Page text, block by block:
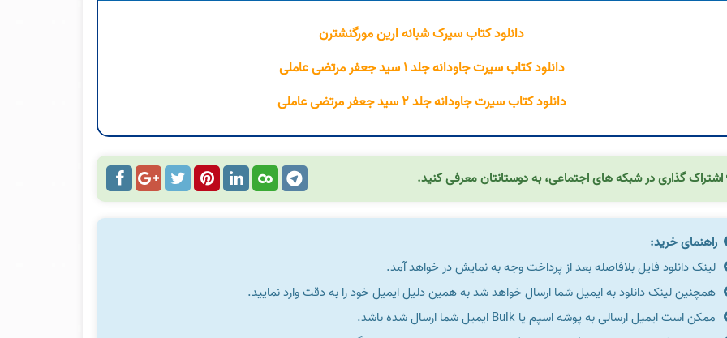
دانلود کتاب سیرک شبانه ارین مورگنشترن
دانلود کتاب سیرت جاودانه جلد ۱ سید جعفر مرتضی عاملی
دانلود کتاب سیرت جاودانه جلد ۲ سید جعفر مرتضی عاملی
اشتراک گذاری در شبکه های اجتماعی، به دوستانتان معرفی کنید.
راهنمای خرید:
لینک دانلود فایل بلافاصله بعد از پرداخت وجه به نمایش در خواهد آمد.
همچنین لینک دانلود به ایمیل شما ارسال خواهد شد به همین دلیل ایمیل خود را به دقت وارد نمایید.
ممکن است ایمیل ارسالی به پوشه اسپم یا Bulk ایمیل شما ارسال شده باشد.